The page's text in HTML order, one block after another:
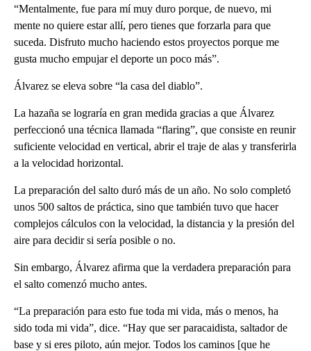
“Mentalmente, fue para mí muy duro porque, de nuevo, mi
mente no quiere estar allí, pero tienes que forzarla para que
suceda. Disfruto mucho haciendo estos proyectos porque me
gusta mucho empujar el deporte un poco más”.
Álvarez se eleva sobre “la casa del diablo”.
La hazaña se lograría en gran medida gracias a que Álvarez
perfeccionó una técnica llamada “flaring”, que consiste en reunir
suficiente velocidad en vertical, abrir el traje de alas y transferirla
a la velocidad horizontal.
La preparación del salto duró más de un año. No solo completó
unos 500 saltos de práctica, sino que también tuvo que hacer
complejos cálculos con la velocidad, la distancia y la presión del
aire para decidir si sería posible o no.
Sin embargo, Álvarez afirma que la verdadera preparación para
el salto comenzó mucho antes.
“La preparación para esto fue toda mi vida, más o menos, ha
sido toda mi vida”, dice. “Hay que ser paracaidista, saltador de
base y si eres piloto, aún mejor. Todos los caminos [que he